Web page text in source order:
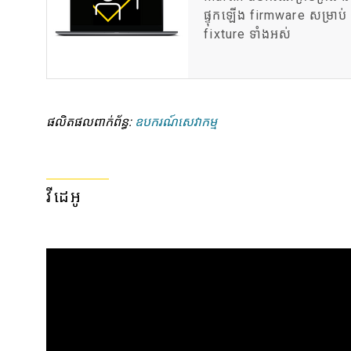
ផ្ទុកឡើង firmware សម្រាប់
fixture ទាំងអស់
ផលិតផលពាក់ព័ន្ធ: ឧបករណ៍សេវាកម្ម
វីដេអូ